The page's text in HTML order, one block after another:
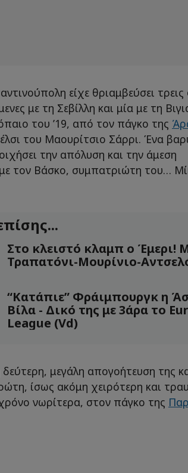
είχε θριαμβεύσει τρεις
με τη Σεβίλλη και μία με τη
του ’19, από τον πάγκο της
του Μαουρίτσιο Σάρρι. Ένα
την απόλυση και την άμεση
τον Βάσκο, συμπατριώτη του…
Στο κλειστό κλαμπ ο Έμερι!
Τραπατόνι-Μουρίνιο-
“Κατάπιε” Φράιμπουργκ η
Βίλα - Δικό της με 3άρα το
League (Vd)
μεγάλη απογοήτευση της
ίσως ακόμη χειρότερη και
νωρίτερα, στον πάγκο της